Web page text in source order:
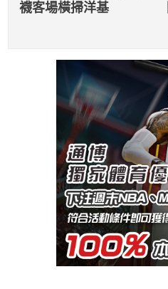
襪客場橫掃洋基